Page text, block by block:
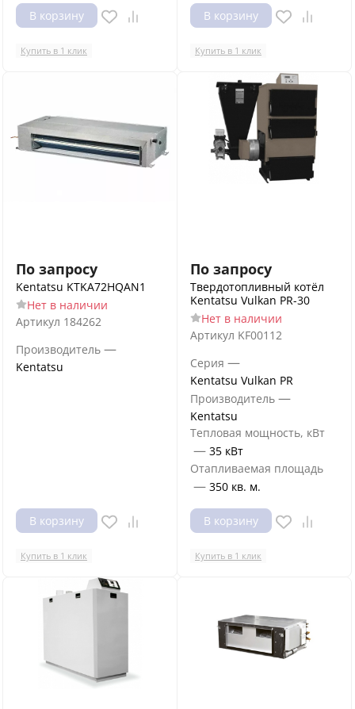
В корзину
Купить в 1 клик
В корзину
Купить в 1 клик
По запросу
Kentatsu KTKA72HQAN1
Нет в наличии
Артикул 184262
Производитель —
Kentatsu
В корзину
Купить в 1 клик
По запросу
Твердотопливный котёл
Kentatsu Vulkan PR-30
Нет в наличии
Артикул KF00112
Серия —
Kentatsu Vulkan PR
Производитель —
Kentatsu
Тепловая мощность, кВт
— 35 кВт
Отапливаемая площадь
— 350 кв. м.
В корзину
Купить в 1 клик